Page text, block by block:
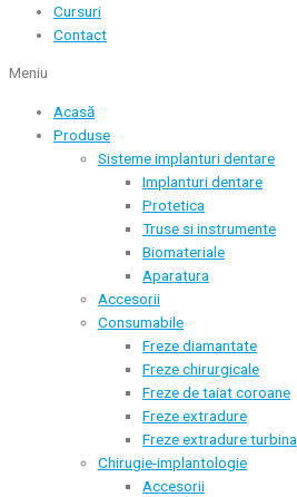
Cursuri
Contact
Meniu
Acasă
Produse
Sisteme implanturi dentare
Implanturi dentare
Protetica
Truse si instrumente
Biomateriale
Aparatura
Accesorii
Consumabile
Freze diamantate
Freze chirurgicale
Freze de taiat coroane
Freze extradure
Freze extradure turbina
Chirugie-implantologie
Accesorii